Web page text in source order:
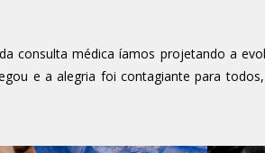
consulta médica íamos projetando a
e a alegria foi contagiante para